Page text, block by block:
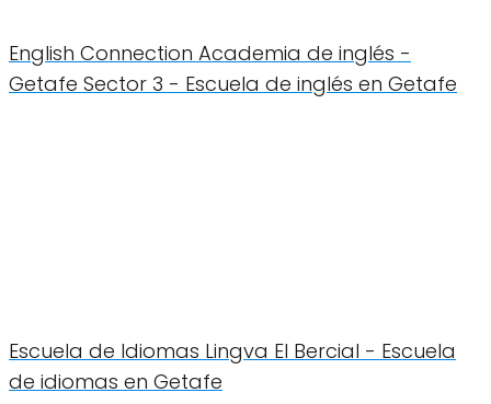
English Connection Academia de inglés -
Getafe Sector 3 - Escuela de inglés en Getafe
Escuela de Idiomas Lingva El Bercial - Escuela
de idiomas en Getafe